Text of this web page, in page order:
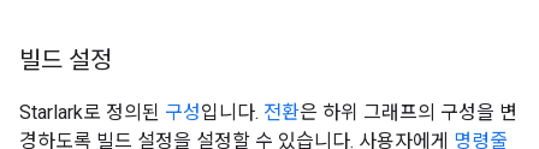
빌드 설정
Starlark로 정의된 구성입니다. 전환은 하위 그래프의 구성을 변
경하도록 빌드 설정을 설정할 수 있습니다. 사용자에게 명령줄